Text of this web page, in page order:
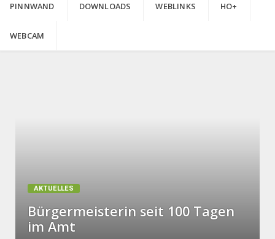
PINNWAND DOWNLOADS WEBLINKS HO+
WEBCAM
AKTUELLES
Bürgermeisterin seit 100 Tagen
im Amt